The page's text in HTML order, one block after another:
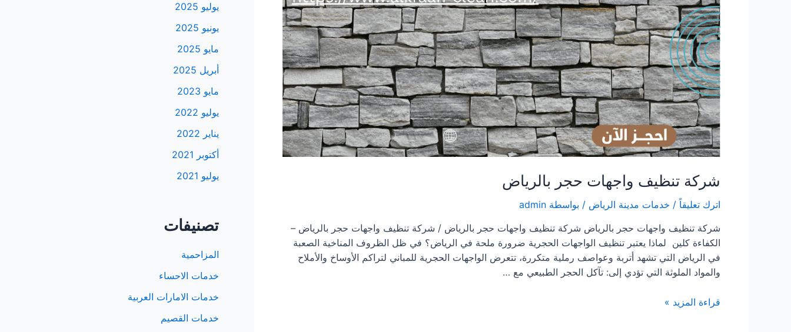
شركة تنظيف واجهات حجر بالرياض
اترك تعليقاً / خدمات مدينة الرياض / بواسطة admin
شركة تنظيف واجهات حجر بالرياض شركة تنظيف واجهات حجر بالرياض / شركة تنظيف واجهات حجر بالرياض –
الكفاءة كلين لماذا يعتبر تنظيف الواجهات الحجرية ضرورة ملحة في الرياض؟ في ظل الظروف المناخية الصعبة
في الرياض التي تشهد أتربة وعواصف رملية متكررة، تتعرض الواجهات الحجرية للمباني لتراكم الأوساخ والأملاح
والمواد الملوثة التي تؤدي إلى: تآكل الحجر الطبيعي مع …
شركة
قراءة المزيد »
يوليو 2025
يونيو 2025
مايو 2025
أبريل 2025
مايو 2023
يوليو 2022
يناير 2022
أكتوبر 2021
يوليو 2021
تصنيفات
المزاحمية
خدمات الاحساء
خدمات الامارات العربية
خدمات القصيم